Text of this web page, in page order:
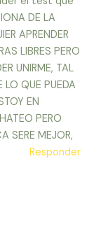
DE LA
APRENDER
LIBRES PERO
UNIRME, TAL
QUE PUEDA
EN
PERO
SERE MEJOR,
Responder